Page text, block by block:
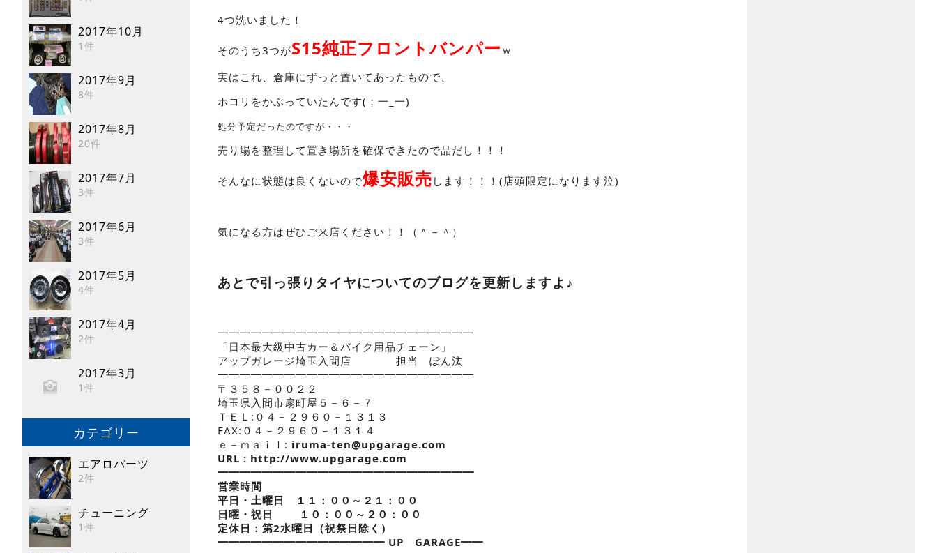
2017年10月
1件
2017年9月
8件
2017年8月
20件
2017年7月
3件
2017年6月
3件
2017年5月
4件
2017年4月
2件
2017年3月
1件
カテゴリー
エアロパーツ
2件
チューニング
1件
4つ洗いました！
そのうち3つがS15純正フロントバンパー ｗ
実はこれ、倉庫にずっと置いてあったもので、
ホコリをかぶっていたんです(；一_一)
処分予定だったのですが・・・
売り場を整理して置き場所を確保できたので品だし！！！
そんなに状態は良くないので爆安販売 します！！！(店頭限定になります泣)
気になる方はぜひご来店ください！！（＾－＾）
あとで引っ張りタイヤについてのブログを更新しますよ♪
━━━━━━━━━━━━━━━━━━━━━━━
「日本最大級中古カー＆バイク用品チェーン」
アップガレージ埼玉入間店 担当 ぽん汰
━━━━━━━━━━━━━━━━━━━━━━━
〒３５８－００２２
埼玉県入間市扇町屋５－６－７
ＴＥＬ:０４－２９６０－１３１３
FAX:０４－２９６０－１３１４
ｅ－ｍａｉｌ: iruma-ten@upgarage.com
URL : http://www.upgarage.com
━━━━━━━━━━━━━━━━━━━━━━━
営業時間
平日・土曜日 １１：００～２１：００
日曜・祝日 １０：００～２０：００
定休日：第2水曜日（祝祭日除く）
━━━━━━━━━━━━━━━ UP GARAGE━━